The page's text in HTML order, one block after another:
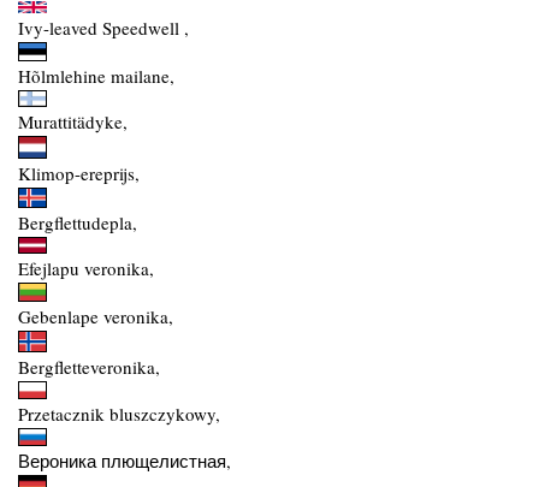
Ivy-leaved Speedwell ,
Hõlmlehine mailane,
Murattitädyke,
Klimop-ereprijs,
Bergflettudepla,
Efejlapu veronika,
Gebenlape veronika,
Bergfletteveronika,
Przetacznik bluszczykowy,
Вероника плющелистная,